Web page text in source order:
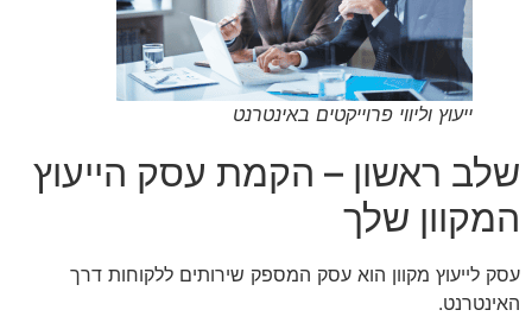
ייעוץ וליווי פרוייקטים באינטרנט
שלב ראשון – הקמת עסק הייעוץ
המקוון שלך
עסק לייעוץ מקוון הוא עסק המספק שירותים ללקוחות דרך
האינטרנט.